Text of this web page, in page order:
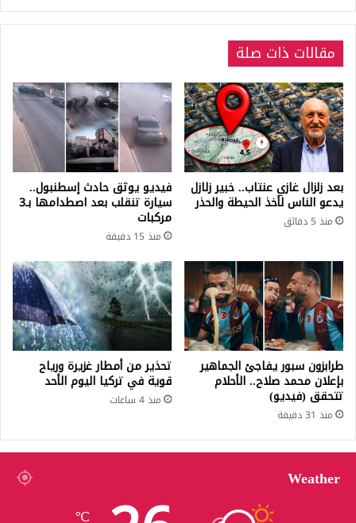
مقالات ذات صلة
بعد زلزال غازي عنتاب.. خبير زلازل
يدعو الناس لأخذ الحيطة والحذر
منذ 5 دقائق
فيديو يوثق حادث إسطنبول..
سيارة تنقلب بعد اصطدامها بـ3
مركبات
منذ 15 دقيقة
طرابزون سبور يفاجئ الجماهير
بإعلان محمد صلاح.. الأحلام
تتحقق (فيديو)
منذ 31 دقيقة
تحذير من أمطار غزيرة ورياح
قوية في تركيا اليوم الأحد
منذ 4 ساعات
Weather
℃